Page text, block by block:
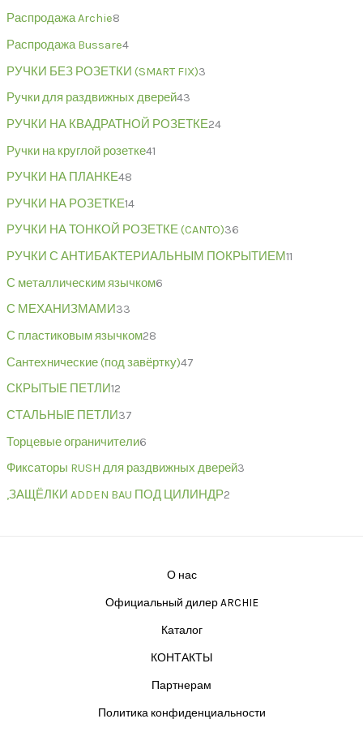
Распродажа Archie8
Распродажа Bussare4
РУЧКИ БЕЗ РОЗЕТКИ (SMART FIX)3
Ручки для раздвижных дверей43
РУЧКИ НА КВАДРАТНОЙ РОЗЕТКЕ24
Ручки на круглой розетке41
РУЧКИ НА ПЛАНКЕ48
РУЧКИ НА РОЗЕТКЕ14
РУЧКИ НА ТОНКОЙ РОЗЕТКЕ (CANTO)36
РУЧКИ С АНТИБАКТЕРИАЛЬНЫМ ПОКРЫТИЕМ11
С металлическим язычком6
С МЕХАНИЗМАМИ33
С пластиковым язычком28
Сантехнические (под завёртку)47
СКРЫТЫЕ ПЕТЛИ12
СТАЛЬНЫЕ ПЕТЛИ37
Торцевые ограничители6
Фиксаторы RUSH для раздвижных дверей3
,ЗАЩЁЛКИ ADDEN BAU ПОД ЦИЛИНДР2
О нас
Официальный дилер ARCHIE
Каталог
КОНТАКТЫ
Партнерам
Политика конфиденциальности